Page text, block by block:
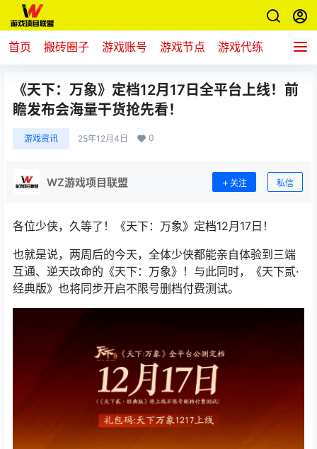
首页 搬砖圈子 游戏账号 游戏节点 游戏代练 新游推
《天下：万象》定档12月17日全平台上线！前
瞻发布会海量干货抢先看！
游戏资讯 25年12月4日 0
WZ游戏项目联盟 关注 私信
各位少侠，久等了！《天下：万象》定档12月17日！
也就是说，两周后的今天，全体少侠都能亲自体验到三端
互通、逆天改命的《天下：万象》！与此同时，《天下贰·
经典版》也将同步开启不限号删档付费测试。